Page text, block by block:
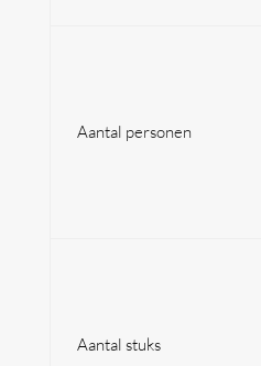
Aantal personen
Aantal stuks